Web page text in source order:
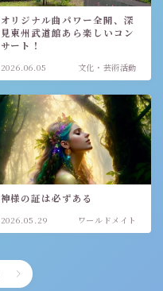
オリジナル曲パワー全開、深
見東州武道館あら楽しいコン
サート！
2026.06.05 文化・芸術活動
神様の証は必ずある
2026.05.29 ワールドメイト